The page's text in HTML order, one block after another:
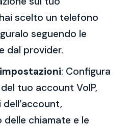
scelto un telefono
seguendo le
dal provider.
: Configura
tuo account VoIP,
delle chiamate e le